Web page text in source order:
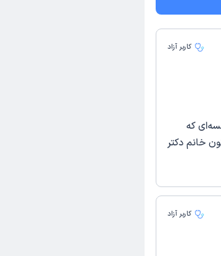
کاربر آزاد
که
خانم دکتر
کاربر آزاد